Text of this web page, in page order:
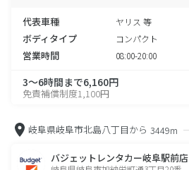
代表車種 ヤリス 等
ボディタイプ コンパクト
営業時間 08:00-20:00
3～6時間まで6,160円
免責補償制度1,100円
岐阜県岐阜市北島八丁目から 3449m
バジェットレンタカー岐阜駅前店